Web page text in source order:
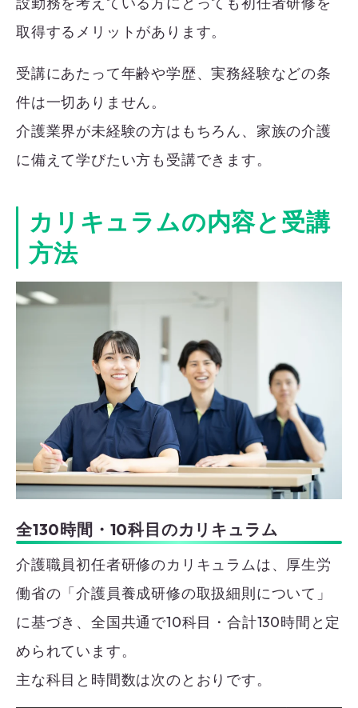
取得するメリットがあります。
受講にあたって年齢や学歴、実務経験などの条
件は一切ありません。
介護業界が未経験の方はもちろん、家族の介護
に備えて学びたい方も受講できます。
カリキュラムの内容と受講
方法
全130時間・10科目のカリキュラム
介護職員初任者研修のカリキュラムは、厚生労
働省の「介護員養成研修の取扱細則について」
に基づき、全国共通で10科目・合計130時間と定
められています。
主な科目と時間数は次のとおりです。